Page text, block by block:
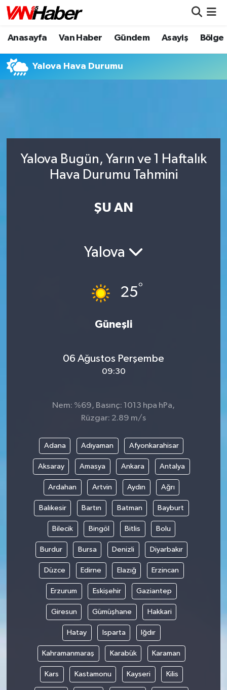
Anasayfa Van Haber Gündem Asayiş Bölge
Yalova Hava Durumu
Yalova Bugün, Yarın ve 1 Haftalık
Hava Durumu Tahmini
ŞU AN
Yalova
25°
Güneşli
06 Ağustos Perşembe
09:30
Nem: %69, Basınç: 1013 hpa hPa,
Rüzgar: 2.89 m/s
Adana Adıyaman Afyonkarahisar
Aksaray Amasya Ankara Antalya
Ardahan Artvin Aydın Ağrı
Balıkesir Bartın Batman Bayburt
Bilecik Bingöl Bitlis Bolu
Burdur Bursa Denizli Diyarbakır
Düzce Edirne Elazığ Erzincan
Erzurum Eskişehir Gaziantep
Giresun Gümüşhane Hakkari
Hatay Isparta Iğdır
Kahramanmaraş Karabük Karaman
Kars Kastamonu Kayseri Kilis
Nöbetçi Eczaneler
Hava Durumu
Son Dakika Haberleri